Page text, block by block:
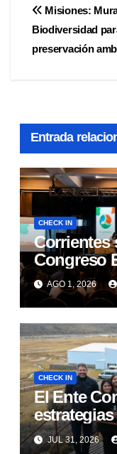
de
Misiones:
Biodiversidad
preservación
Entrada
CHECK IN
Corrientes
Congreso
Región
AGO 1, 2026
CHECK IN
El Ente
JUL 31, 2026